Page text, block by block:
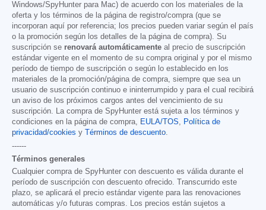
Windows/SpyHunter para Mac) de acuerdo con los materiales de la
oferta y los términos de la página de registro/compra (que se
incorporan aquí por referencia; los precios pueden variar según el país
o la promoción según los detalles de la página de compra). Su
suscripción se renovará automáticamente al precio de suscripción
estándar vigente en el momento de su compra original y por el mismo
período de tiempo de suscripción o según lo establecido en los
materiales de la promoción/página de compra, siempre que sea un
usuario de suscripción continuo e ininterrumpido y para el cual recibirá
un aviso de los próximos cargos antes del vencimiento de su
suscripción. La compra de SpyHunter está sujeta a los términos y
condiciones en la página de compra, EULA/TOS, Política de
privacidad/cookies y Términos de descuento.
------
Términos generales
Cualquier compra de SpyHunter con descuento es válida durante el
período de suscripción con descuento ofrecido. Transcurrido este
plazo, se aplicará el precio estándar vigente para las renovaciones
automáticas y/o futuras compras. Los precios están sujetos a